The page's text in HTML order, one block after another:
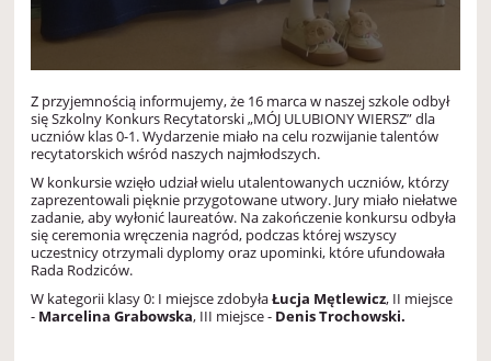
Z przyjemnością informujemy, że 16 marca w naszej szkole odbył
się Szkolny Konkurs Recytatorski „MÓJ ULUBIONY WIERSZ” dla
uczniów klas 0-1. Wydarzenie miało na celu rozwijanie talentów
recytatorskich wśród naszych najmłodszych.
W konkursie wzięło udział wielu utalentowanych uczniów, którzy
zaprezentowali pięknie przygotowane utwory. Jury miało niełatwe
zadanie, aby wyłonić laureatów. Na zakończenie konkursu odbyła
się ceremonia wręczenia nagród, podczas której wszyscy
uczestnicy otrzymali dyplomy oraz upominki, które ufundowała
Rada Rodziców.
W kategorii klasy 0: I miejsce zdobyłaŁucja Mętlewicz, II miejsce
- Marcelina Grabowska, III miejsce - Denis Trochowski.